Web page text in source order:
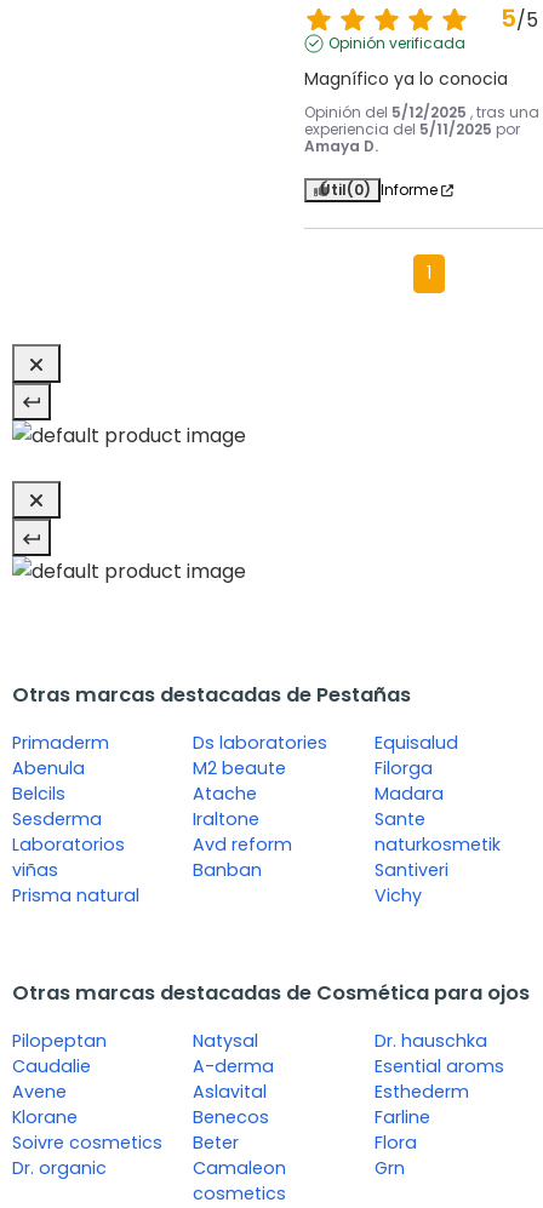
5/5
Opinión verificada
Magnífico ya lo conocia
Opinión del 5/12/2025 , tras una
experiencia del 5/11/2025 por
Amaya D.
Útil(0) Informe
1
Otras marcas destacadas de Pestañas
Primaderm
Abenula
Belcils
Sesderma
Laboratorios
viñas
Prisma natural
Ds laboratories
M2 beaute
Atache
Iraltone
Avd reform
Banban
Equisalud
Filorga
Madara
Sante
naturkosmetik
Santiveri
Vichy
Otras marcas destacadas de Cosmética para ojos
Pilopeptan
Caudalie
Avene
Klorane
Soivre cosmetics
Dr. organic
Natysal
A-derma
Aslavital
Benecos
Beter
Camaleon
cosmetics
Dr. hauschka
Esential aroms
Esthederm
Farline
Flora
Grn